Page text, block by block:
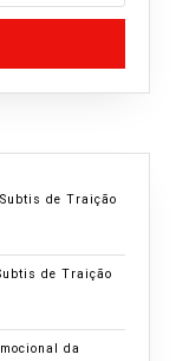
de Traição
de Traição
da